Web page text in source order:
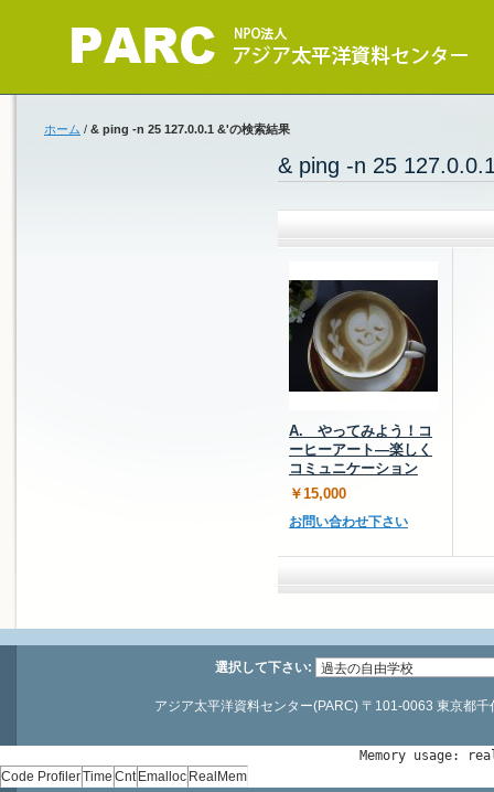
ホーム / & ping -n 25 127.0.0.1 &'の検索結果
& ping -n 25
A. やってみよう！コ
ーヒーアート―楽しく
コミュニケーション
￥15,000
お問い合わせ下さい
選択して下さい:
アジア太平洋資料センター(PARC) 〒101-0063 東京都
Memory usage:
Code ProfilerTime Cnt Emalloc RealMem